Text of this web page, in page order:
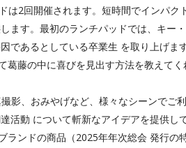
は2回開催されます。短時間でインパク
ます。最初のランチパッドでは、キー
であるとしている卒業生 を取り上げま
藤の中に喜びを見出す方法を教えて
影、おみやげなど、様々なシーンでご
活動 について斬新なアイデアを提供し
ンドの商品（2025年年次総会 発行の